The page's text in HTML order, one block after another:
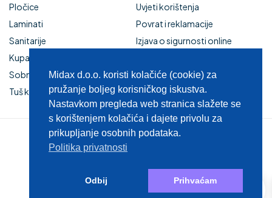
Pločice
Laminati
Sanitarije
Kupaonski namještaj
Sobna vrata
Tuš kabine i kade
Uvjeti korištenja
Povrat i reklamacije
Izjava o sigurnosti online
Kupaonski namještaj
Zaštita privatnosti
© 2025 MIDAX d.o.o.
Midax d.o.o. koristi kolačiće (cookie) za
pružanje boljeg korisničkog iskustva.
Nastavkom pregleda web stranica slažete se
s korištenjem kolačića i dajete privolu za
prikupljanje osobnih podataka.
Politika privatnosti
Odbij Prihvaćam